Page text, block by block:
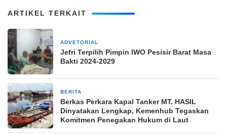
ARTIKEL TERKAIT
ADVETORIAL
Jefri Terpilih Pimpin IWO Pesisir Barat Masa
Bakti 2024-2029
BERITA
Berkas Perkara Kapal Tanker MT. HASIL
Dinyatakan Lengkap, Kemenhub Tegaskan
Komitmen Penegakan Hukum di Laut